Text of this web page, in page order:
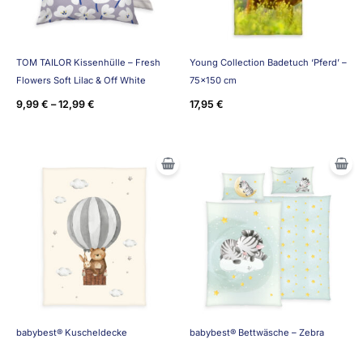
TOM TAILOR Kissenhülle – Fresh
Flowers Soft Lilac & Off White
9,99 € –12,99 €
Young Collection Badetuch ‘Pferd’ –
75×150 cm
17,95 €
babybest® Kuscheldecke
babybest® Bettwäsche – Zebra